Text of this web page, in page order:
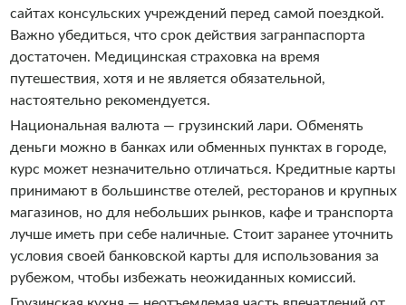
сайтах консульских учреждений перед самой поездкой.
Важно убедиться, что срок действия загранпаспорта
достаточен. Медицинская страховка на время
путешествия, хотя и не является обязательной,
настоятельно рекомендуется.
Национальная валюта — грузинский лари. Обменять
деньги можно в банках или обменных пунктах в городе,
курс может незначительно отличаться. Кредитные карты
принимают в большинстве отелей, ресторанов и крупных
магазинов, но для небольших рынков, кафе и транспорта
лучше иметь при себе наличные. Стоит заранее уточнить
условия своей банковской карты для использования за
рубежом, чтобы избежать неожиданных комиссий.